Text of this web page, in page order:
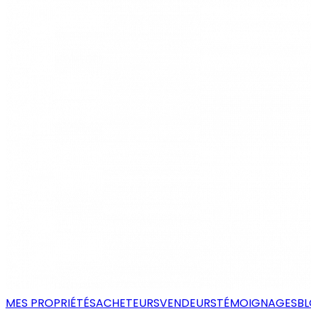
MES PROPRIÉTÉSACHETEURSVENDEURSTÉMOIGNAGES